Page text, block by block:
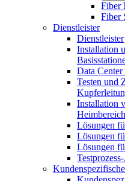
Fiber
Fiber
Dienstleister
Dienstleister
Installation
Data
Testen und
Installation
Heimbereich
Lösungen
Lösungen
Lösungen